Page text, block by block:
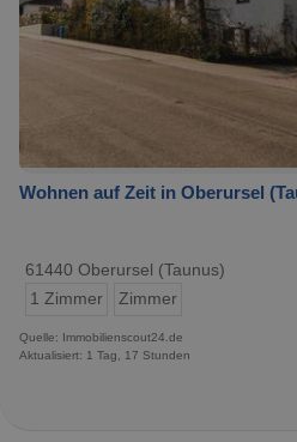
Wohnen auf Zeit in Oberursel
61440 Oberursel (Taunus)
1 Zimmer
Zimmer
Quelle: Immobilienscout24.de
Aktualisiert: 1 Tag, 17 Stunden